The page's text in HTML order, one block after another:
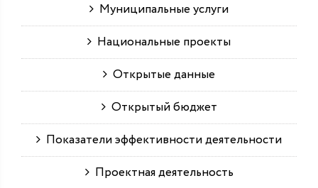
Муниципальные услуги
Национальные проекты
Открытые данные
Открытый бюджет
Показатели эффективности деятельности
Проектная деятельность